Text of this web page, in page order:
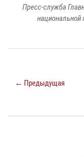
Пресс-служба
национальной
← Предыдущая